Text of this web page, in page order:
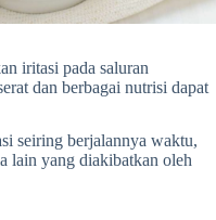
iritasi pada saluran
dan berbagai nutrisi dapat
seiring berjalannya waktu,
lain yang diakibatkan oleh